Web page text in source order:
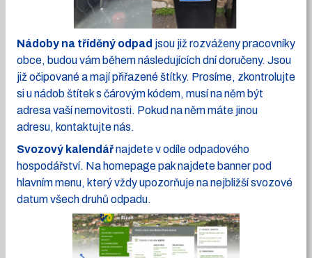
Nádoby na tříděný odpad jsou již rozváženy pracovníky
obce, budou vám během následujících dní doručeny. Jsou
již očipované a mají přiřazené štítky. Prosíme, zkontrolujte
si u nádob štítek s čárovým kódem, musí na něm být
adresa vaší nemovitosti. Pokud na něm máte jinou
adresu, kontaktujte nás.
Svozový kalendářnajdete v odíle odpadového
hospodářství. Na homepage pak najdete banner pod
hlavním menu, který vždy upozorňuje na nejbližší svozové
datum všech druhů odpadu.